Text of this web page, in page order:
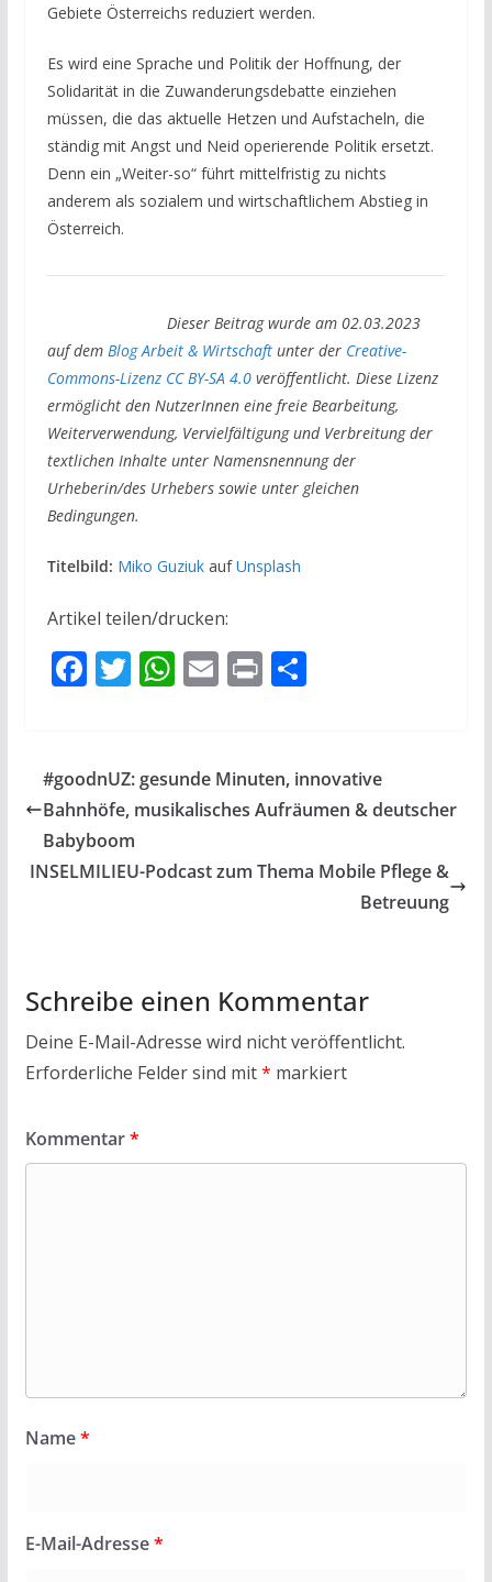
Gebiete Österreichs reduziert werden.
Es wird eine Sprache und Politik der Hoffnung, der
Solidarität in die Zuwanderungsdebatte einziehen
müssen, die das aktuelle Hetzen und Aufstacheln, die
ständig mit Angst und Neid operierende Politik ersetzt.
Denn ein „Weiter-so“ führt mittelfristig zu nichts
anderem als sozialem und wirtschaftlichem Abstieg in
Österreich.
Dieser Beitrag wurde am 02.03.2023
auf dem Blog Arbeit & Wirtschaftunter der Creative-
Commons-Lizenz CC BY-SA 4.0veröffentlicht. Diese Lizenz
ermöglicht den NutzerInnen eine freie Bearbeitung,
Weiterverwendung, Vervielfältigung und Verbreitung der
textlichen Inhalte unter Namensnennung der
Urheberin/des Urhebers sowie unter gleichen
Bedingungen.
Titelbild: Miko GuziukaufUnsplash
Artikel teilen/drucken:
F
b
o
o
k
T
er
W
s
A
p
E
l
PrT
n
#goodnUZ: gesunde Minuten, innovative
Bahnhöfe, musikalisches Aufräumen & deutscher
Babyboom
INSELMILIEU-Podcast zum Thema Mobile Pflege &
Betreuung
Schreibe einen Kommentar
Deine E-Mail-Adresse wird nicht veröffentlicht.
Erforderliche Felder sind mit* markiert
Kommentar*
Name*
E-Mail-Adresse*